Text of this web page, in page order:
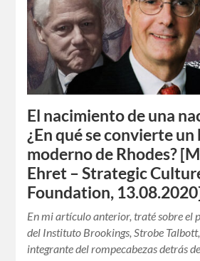
El nacimiento de una
¿En qué se convierte
moderno de Rhodes?
Ehret – Strategic
Foundation,
En mi artículo anterior, traté sobre el
del Instituto Brookings, Strobe
integrante del rompecabezas detrás